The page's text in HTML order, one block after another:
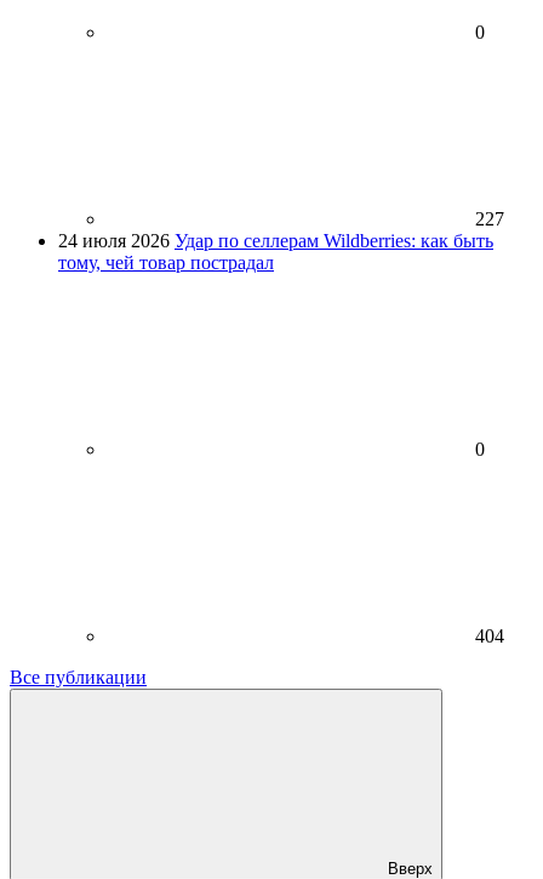
0
227
24 июля 2026 Удар по селлерам Wildberries: как быть
тому, чей товар пострадал
0
404
Все публикации
Вверх